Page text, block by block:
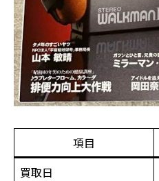
項目
買取日